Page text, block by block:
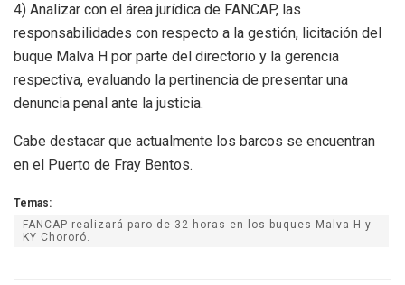
4) Analizar con el área jurídica de FANCAP, las
responsabilidades con respecto a la gestión, licitación del
buque Malva H por parte del directorio y la gerencia
respectiva, evaluando la pertinencia de presentar una
denuncia penal ante la justicia.
Cabe destacar que actualmente los barcos se encuentran
en el Puerto de Fray Bentos.
Temas:
FANCAP realizará paro de 32 horas en los buques Malva H y
KY Chororó.